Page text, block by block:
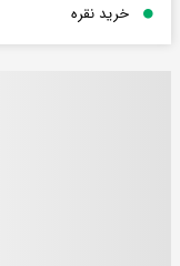
خرید نقره